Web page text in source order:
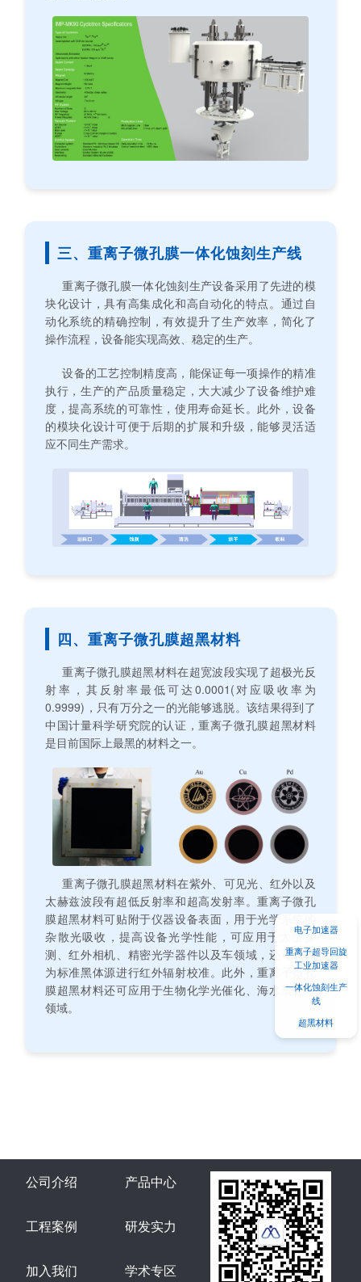
电子加速器
重离子超导回旋
工业加速器
一体化蚀刻生产
线
超黑材料
三、重离子微孔膜一体化蚀刻生产线
重离子微孔膜一体化蚀刻生产设备采用了先进的模
块化设计，具有高集成化和高自动化的特点。通过自
动化系统的精确控制，有效提升了生产效率，简化了
操作流程，设备能实现高效、稳定的生产。
设备的工艺控制精度高，能保证每一项操作的精准
执行，生产的产品质量稳定，大大减少了设备维护难
度，提高系统的可靠性，使用寿命延长。此外，设备
的模块化设计可便于后期的扩展和升级，能够灵活适
应不同生产需求。
四、重离子微孔膜超黑材料
重离子微孔膜超黑材料在超宽波段实现了超极光反
射率，其反射率最低可达0.0001(对应吸收率为
0.9999)，只有万分之一的光能够逃脱。该结果得到了
中国计量科学研究院的认证，重离子微孔膜超黑材料
是目前国际上最黑的材料之一。
重离子微孔膜超黑材料在紫外、可见光、红外以及
太赫兹波段有超低反射率和超高发射率。重离子微孔
膜超黑材料可贴附于仪器设备表面，用于光学系统的
杂散光吸收，提高设备光学性能，可应用于太空探
测、红外相机、精密光学器件以及车领域，还可以作
为标准黑体源进行红外辐射校准。此外，重离子微孔
膜超黑材料还可应用于生物化学光催化、海水淡化等
领域。
公司介绍 产品中心
工程案例 研发实力
加入我们 学术专区